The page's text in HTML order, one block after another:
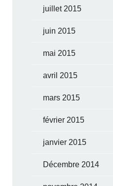
juillet 2015
juin 2015
mai 2015
avril 2015
mars 2015
février 2015
janvier 2015
Décembre 2014